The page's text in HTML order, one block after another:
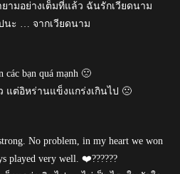
ามอย่างเต็มที่แล้ว ฉันรักเวียดนาม
นะ … จากเวียดนาม
các bạn quá mạnh 🙁
แต่อิหร่านแข็งแกร่งเกินไป 🙁
No problem, in my heart we won
played very well. ❤️??????